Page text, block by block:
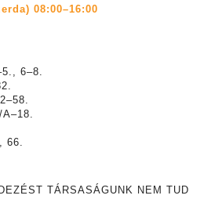
08:00–16:00
6–8.
66.
TÁRSASÁGUNK NEM TUD